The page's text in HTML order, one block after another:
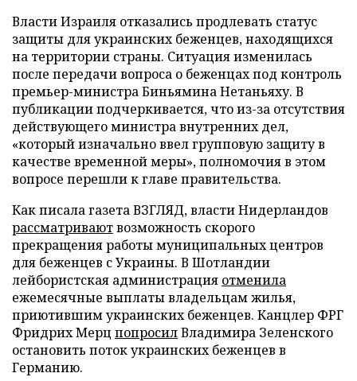
Власти Израиля отказались продлевать статус
защиты для украинских беженцев, находящихся
на территории страны. Ситуация изменилась
после передачи вопроса о беженцах под контроль
премьер-министра Биньямина Нетаньяху. В
публикации подчеркивается, что из-за отсутствия
действующего министра внутренних дел,
«который изначально ввел групповую защиту в
качестве временной меры», полномочия в этом
вопросе перешли к главе правительства.
Как писала газета ВЗГЛЯД, власти Нидерландов
рассматриваютвозможность скорого
прекращения работы муниципальных центров
для беженцев с Украины. В Шотландии
лейбористская администрация отменила
ежемесячные выплаты владельцам жилья,
приютившим украинских беженцев. Канцлер ФРГ
Фридрих Мерц попросилВладимира Зеленского
остановить поток украинских беженцев в
Германию.